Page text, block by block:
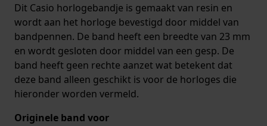
Dit Casio horlogebandje is gemaakt van resin en
wordt aan het horloge bevestigd door middel van
bandpennen. De band heeft een breedte van 23 mm
en wordt gesloten door middel van een gesp. De
band heeft geen rechte aanzet wat betekent dat
deze band alleen geschikt is voor de horloges die
hieronder worden vermeld.
Originele band voor